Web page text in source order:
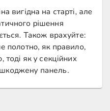
вигідна на старті, але
рішення
Також врахуйте:
полотно, як правило,
тоді як у секційних
панель.